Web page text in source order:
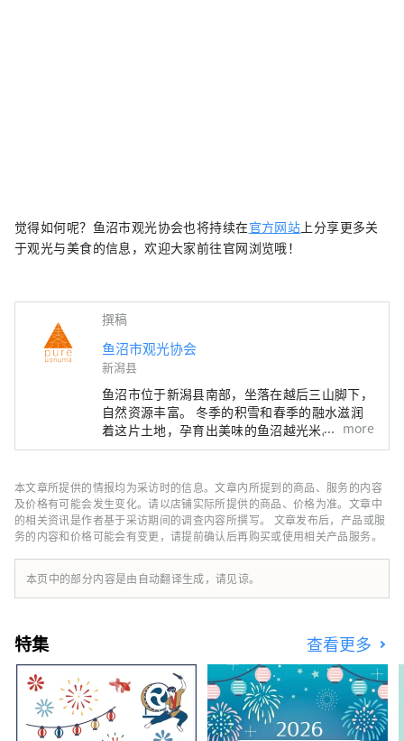
觉得如何呢？鱼沼市观光协会也将持续在官方网站 上分享更多关
于观光与美食的信息，欢迎大家前往官网浏览哦！
撰稿
鱼沼市观光协会
新潟县
鱼沼市位于新潟县南部，坐落在越后三山脚下，
自然资源丰富。 冬季的积雪和春季的融水滋润
着这片土地，孕育出美味的鱼沼越光米。 春季
樱花烂漫，绿意盎然；夏季户外体验；秋季金黄
着令人心动的美景，让人忍不住想拍照留念。
旅行结束后，不妨泡个温泉放松一下。新鲜煮熟
的越光米和野菜等雪国独有的美味，定会让您心
满意足。 从东京乘坐新干线约2小时即可到达。
何不悠闲地体验一次旅行，感受大自然与人文的
温暖？
more
本文章所提供的情报均为采访时的信息。文章内所提到的商品、服务的内容
及价格有可能会发生变化。请以店铺实际所提供的商品、价格为准。文章中
的相关资讯是作者基于采访期间的调查内容所撰写。 文章发布后，产品或服
务的内容和价格可能会有变更，请提前确认后再购买或使用相关产品服务。
本页中的部分内容是由自动翻译生成，请见谅。
特集 查看更多